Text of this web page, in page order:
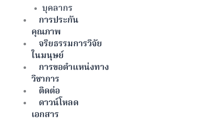
บุคลากร
การประกัน
คุณภาพ
จริยธรรมการวิจัย
ในมนุษย์
การขอตำแหน่งทาง
วิชาการ
ติดต่อ
ดาวน์โหลด
เอกสาร